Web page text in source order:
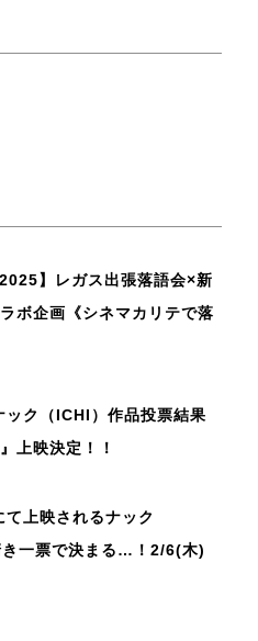
】レガス出張落語会×新
ボ企画《シネマカリテで落
ック（ICHI）作品投票結果
上映決定！！
て上映されるナック
き一票で決まる…！2/6(木)